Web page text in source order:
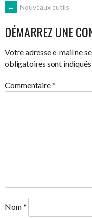
NAVIGATION
DES
ARTICLES
← Nouveaux outils
DÉMARREZ UNE
Votre adresse e-mail ne
obligatoires sont indiqués
Commentaire*
Nom*